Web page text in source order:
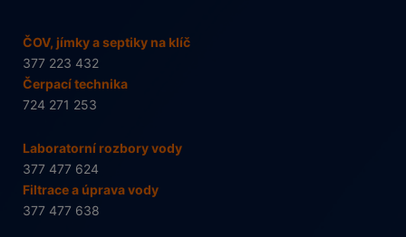
ČOV, jímky a septiky na klíč
377 223 432
Čerpací technika
724 271 253
Laboratorní rozbory vody
377 477 624
Filtrace a úprava vody
377 477 638